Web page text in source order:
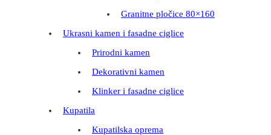
Granitne pločice 80×160
Ukrasni kamen i fasadne ciglice
Prirodni kamen
Dekorativni kamen
Klinker i fasadne ciglice
Kupatila
Kupatilska oprema